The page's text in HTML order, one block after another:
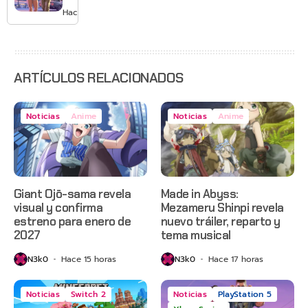
GTA 6 en
agosto
Hace 2 días
ARTÍCULOS RELACIONADOS
Noticias Anime
Giant Ojō-sama revela
visual y confirma
estreno para enero de
2027
N3k0 Hace 15 horas
Noticias Anime
Made in Abyss:
Mezameru Shinpi revela
nuevo tráiler, reparto y
tema musical
N3k0 Hace 17 horas
Noticias Switch 2 Noticias
PlayStation 5